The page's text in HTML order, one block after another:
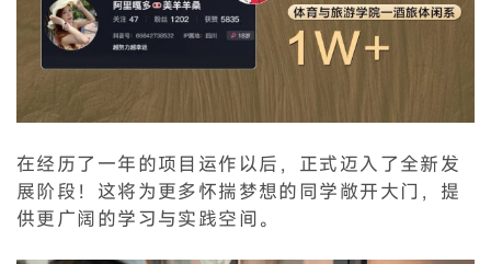
在经历了一年的项目运作以后，正式迈入了全新发
展阶段！这将为更多怀揣梦想的同学敞开大门，提
供更广阔的学习与实践空间。